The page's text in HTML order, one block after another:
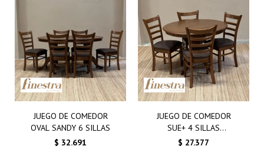
JUEGO DE COMEDOR
OVAL SANDY 6 SILLAS
$ 32.691
JUEGO DE COMEDOR
SUE+ 4 SILLAS
TAPIZADAS
$ 27.377